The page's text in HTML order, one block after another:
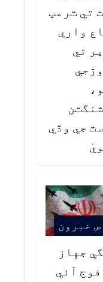
تي ٽرمپ
واري
تي
جي وڏي
خبرون
جهاز
فوج آئي